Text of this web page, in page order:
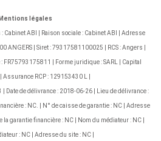
Mentions légales
ABI | Raison sociale : Cabinet ABI | Adresse
ANGERS | Siret : 79317581100025 | RCS : Angers |
FR75793175811 | Forme juridique : SARL | Capital
Assurance RCP : 129153430 L |
| Date de délivrance : 2018-06-26 | Lieu de délivrance :
: NC. | N° de caisse de garantie : NC | Adresse
garantie financière : NC | Nom du médiateur : NC |
: NC | Adresse du site : NC |